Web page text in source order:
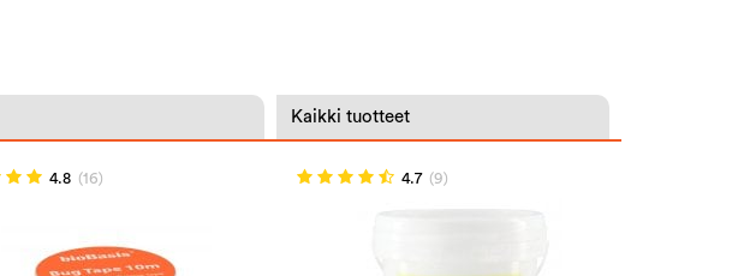
Kaikki tuotteet
4.8 (16) 4.7 (9)